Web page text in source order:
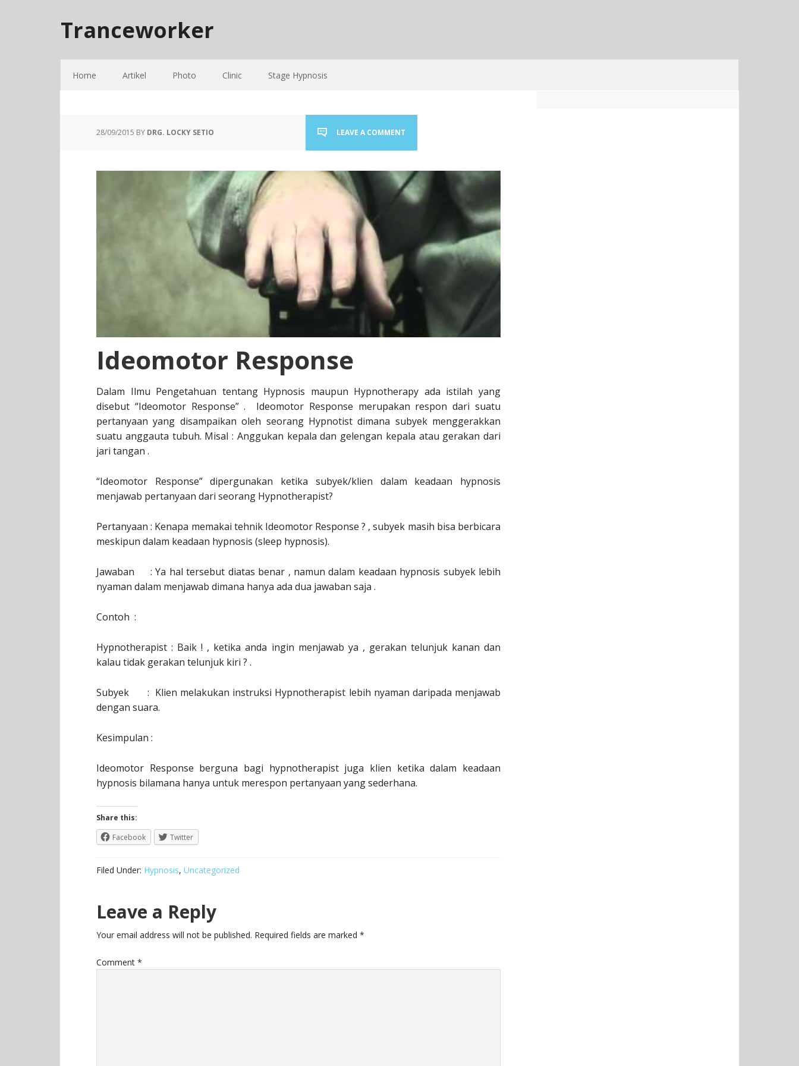
Tranceworker
Home Artikel Photo Clinic Stage Hypnosis
28/09/2015 BY DRG. LOCKY SETIO LEAVE A COMMENT
Ideomotor Response
Dalam Ilmu Pengetahuan tentang Hypnosis maupun Hypnotherapy ada istilah yang
disebut “Ideomotor Response” . Ideomotor Response merupakan respon dari suatu
pertanyaan yang disampaikan oleh seorang Hypnotist dimana subyek menggerakkan
suatu anggauta tubuh. Misal : Anggukan kepala dan gelengan kepala atau gerakan dari
jari tangan .
“Ideomotor Response” dipergunakan ketika subyek/klien dalam keadaan hypnosis
menjawab pertanyaan dari seorang Hypnotherapist?
Pertanyaan : Kenapa memakai tehnik Ideomotor Response ? , subyek masih bisa berbicara
meskipun dalam keadaan hypnosis (sleep hypnosis).
Jawaban : Ya hal tersebut diatas benar , namun dalam keadaan hypnosis subyek lebih
nyaman dalam menjawab dimana hanya ada dua jawaban saja .
Contoh :
Hypnotherapist : Baik ! , ketika anda ingin menjawab ya , gerakan telunjuk kanan dan
kalau tidak gerakan telunjuk kiri ? .
Subyek : Klien melakukan instruksi Hypnotherapist lebih nyaman daripada menjawab
dengan suara.
Kesimpulan :
Ideomotor Response berguna bagi hypnotherapist juga klien ketika dalam keadaan
hypnosis bilamana hanya untuk merespon pertanyaan yang sederhana.
Share this:
Facebook
Twitter
Filed Under: Hypnosis, Uncategorized
Leave a Reply
Your email address will not be published. Required fields are marked *
Comment *